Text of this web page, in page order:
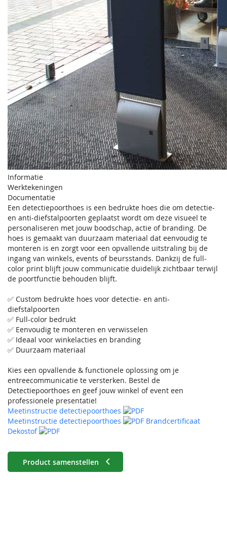
Informatie
Werktekeningen
Documentatie
Een detectiepoorthoes is een bedrukte hoes die om detectie-
en anti-diefstalpoorten geplaatst wordt om deze visueel te
personaliseren met jouw boodschap, actie of branding. De
hoes is gemaakt van duurzaam materiaal dat eenvoudig te
monteren is en zorgt voor een opvallende uitstraling bij de
ingang van winkels, events of beursstands. Dankzij de full-
color print blijft jouw communicatie duidelijk zichtbaar terwijl
de poortfunctie behouden blijft.
✅ Custom bedrukte hoes voor detectie- en anti-
diefstalpoorten
✅ Full-color bedrukt
✅ Eenvoudig te monteren en verwisselen
✅ Ideaal voor winkelacties en branding
✅ Duurzaam materiaal
Kies een opvallende & functionele oplossing om je
entreecommunicatie te versterken. Bestel de
Detectiepoorthoes en geef jouw winkel of event een
professionele presentatie!
Meetinstructie detectiepoorthoes
Meetinstructie detectiepoorthoes
Brandcertificaat
Dekostof
Product samenstellen